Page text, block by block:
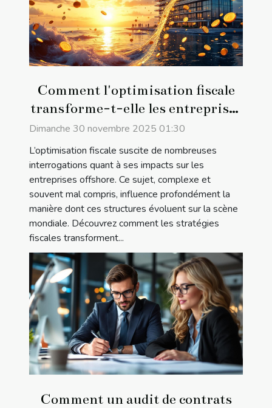
Comment l'optimisation fiscale
transforme-t-elle les entreprises
offshore ?
Dimanche 30 novembre 2025 01:30
L’optimisation fiscale suscite de nombreuses
interrogations quant à ses impacts sur les
entreprises offshore. Ce sujet, complexe et
souvent mal compris, influence profondément la
manière dont ces structures évoluent sur la scène
mondiale. Découvrez comment les stratégies
fiscales transforment...
Comment un audit de contrats